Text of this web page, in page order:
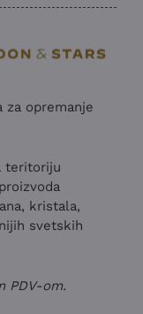
za opremanje
teritoriju
kristala,
svetskih
PDV-om.